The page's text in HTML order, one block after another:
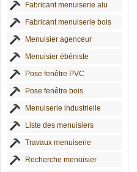
Fabricant menuiserie alu
Fabricant menuiserie bois
Menuisier agenceur
Menuisier ébéniste
Pose fenêtre PVC
Pose fenêtre bois
Menuiserie industrielle
Liste des menuisiers
Travaux menuiserie
Recherche menuisier